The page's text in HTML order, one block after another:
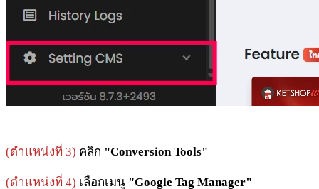
(ตำแหน่งที่ 3) คลิก "Conversion Tools"
(ตำแหน่งที่ 4) เลือกเมนู "Google Tag Manager"